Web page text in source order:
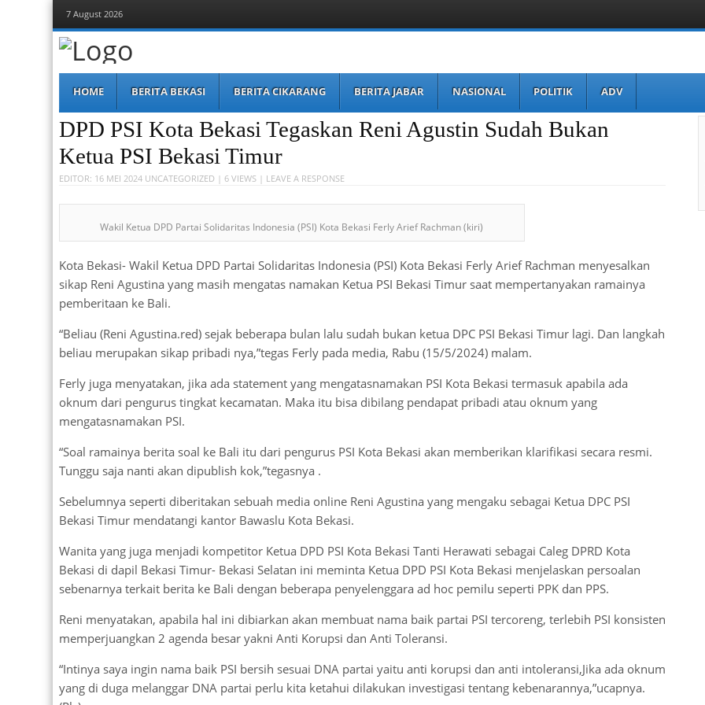
7 August 2026
Berita Bekasi
Mudah Melihat Bekasi
Menu
HOME BERITA BEKASI BERITA CIKARANG BERITA JABAR NASIONAL POLITIK ADV
DPD PSI Kota Bekasi Tegaskan Reni Agustin Sudah Bukan
Ketua PSI Bekasi Timur
EDITOR: 16 MEI 2024 UNCATEGORIZED | 6 VIEWS | LEAVE A RESPONSE
Wakil Ketua DPD Partai Solidaritas Indonesia (PSI) Kota Bekasi Ferly Arief Rachman (kiri)
Kota Bekasi- Wakil Ketua DPD Partai Solidaritas Indonesia (PSI) Kota Bekasi Ferly Arief Rachman menyesalkan
sikap Reni Agustina yang masih mengatas namakan Ketua PSI Bekasi Timur saat mempertanyakan ramainya
pemberitaan ke Bali.
“Beliau (Reni Agustina.red) sejak beberapa bulan lalu sudah bukan ketua DPC PSI Bekasi Timur lagi. Dan langkah
beliau merupakan sikap pribadi nya,”tegas Ferly pada media, Rabu (15/5/2024) malam.
Ferly juga menyatakan, jika ada statement yang mengatasnamakan PSI Kota Bekasi termasuk apabila ada
oknum dari pengurus tingkat kecamatan. Maka itu bisa dibilang pendapat pribadi atau oknum yang
mengatasnamakan PSI.
“Soal ramainya berita soal ke Bali itu dari pengurus PSI Kota Bekasi akan memberikan klarifikasi secara resmi.
Tunggu saja nanti akan dipublish kok,”tegasnya .
Sebelumnya seperti diberitakan sebuah media online Reni Agustina yang mengaku sebagai Ketua DPC PSI
Bekasi Timur mendatangi kantor Bawaslu Kota Bekasi.
Wanita yang juga menjadi kompetitor Ketua DPD PSI Kota Bekasi Tanti Herawati sebagai Caleg DPRD Kota
Bekasi di dapil Bekasi Timur- Bekasi Selatan ini meminta Ketua DPD PSI Kota Bekasi menjelaskan persoalan
sebenarnya terkait berita ke Bali dengan beberapa penyelenggara ad hoc pemilu seperti PPK dan PPS.
Reni menyatakan, apabila hal ini dibiarkan akan membuat nama baik partai PSI tercoreng, terlebih PSI konsisten
memperjuangkan 2 agenda besar yakni Anti Korupsi dan Anti Toleransi.
“Intinya saya ingin nama baik PSI bersih sesuai DNA partai yaitu anti korupsi dan anti intoleransi,Jika ada oknum
yang di duga melanggar DNA partai perlu kita ketahui dilakukan investigasi tentang kebenarannya,”ucapnya.